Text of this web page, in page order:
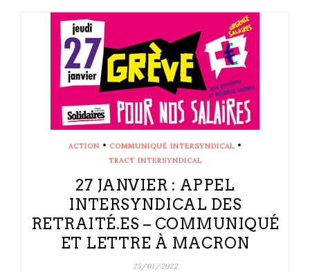
ACTION • COMMUNIQUÉ INTERSYNDICAL •
TRACT INTERSYNDICAL
27 JANVIER : APPEL
INTERSYNDICAL DES
RETRAITÉ.ES – COMMUNIQUÉ
ET LETTRE À MACRON
25/01/2022